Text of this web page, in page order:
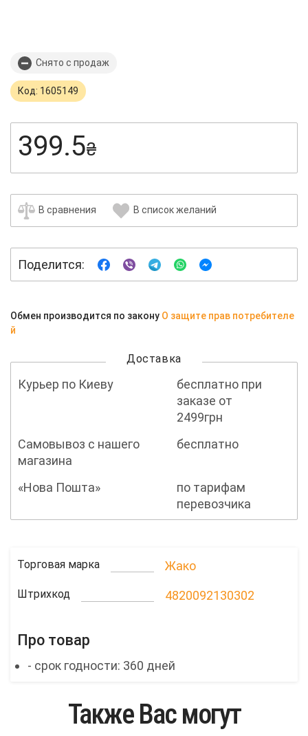
Снято с продаж
Код: 1605149
399.5₴
В сравнения В список желаний
Поделится:
Обмен производится по закону О защите прав потребителе
й
Доставка
Курьер по Киеву
бесплатно при
заказе от
2499грн
Самовывоз с нашего
магазина
бесплатно
«Нова Пошта»
по тарифам
перевозчика
Торговая марка Жако
Штрихкод 4820092130302
Про товар
- срок годности: 360 дней
Также Вас могут